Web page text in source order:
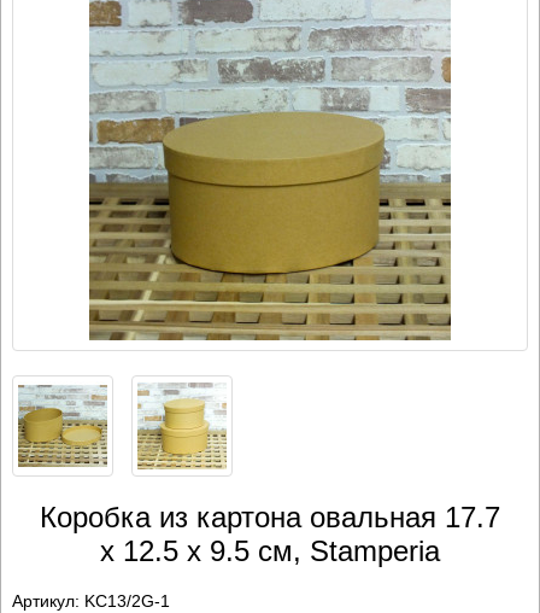
Коробка из картона овальная 17.7
х 12.5 х 9.5 см, Stamperia
Артикул: KC13/2G-1